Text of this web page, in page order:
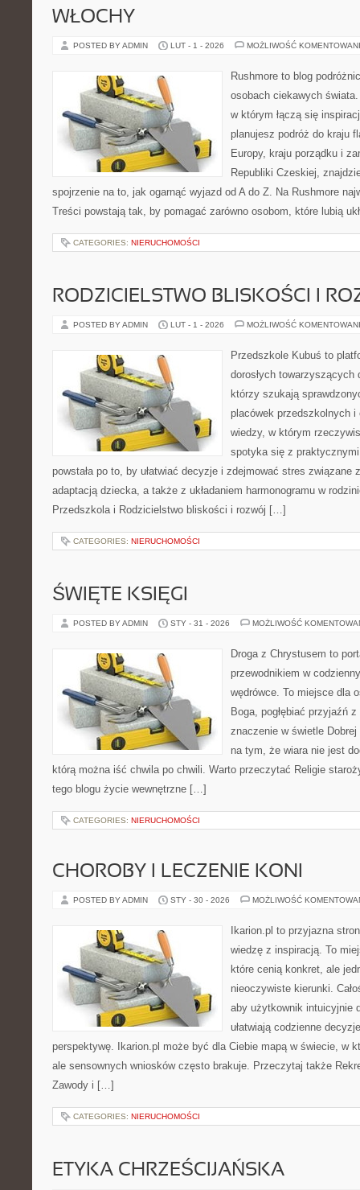
WŁOCHY
POSTED BY ADMIN LUT - 1 - 2026 MOŻLIWOŚĆ
Rushmore to blog
osobach ciekawych
w którym łączą się
planujesz podróż do kraju
Europy, kraju porządku i
Republiki Czeskiej,
spojrzenie na to, jak ogarnąć wyjazd od A do Z. Na Rushmore
Treści powstają tak, by pomagać zarówno osobom, które lubią
CATEGORIES: NIERUCHOMOŚCI
RODZICIELSTWO BLISKOŚCI I
POSTED BY ADMIN LUT - 1 - 2026 MOŻLIWOŚĆ
Przedszkole Kubuś to
dorosłych
którzy szukają
placówek przedszkolnych i
wiedzy, w którym
spotyka się z
powstała po to, by ułatwiać decyzje i zdejmować stres związane
adaptacją dziecka, a także z układaniem harmonogramu w
Przedszkola i Rodzicielstwo bliskości i rozwój […]
CATEGORIES: NIERUCHOMOŚCI
ŚWIĘTE KSIĘGI
POSTED BY ADMIN STY - 31 - 2026 MOŻLIWOŚĆ
Droga z Chrystusem to
przewodnikiem w
wędrówce. To miejsce dla
Boga, pogłębiać przyjaźń
znaczenie w świetle Dobrej
na tym, że wiara nie jest
którą można iść chwila po chwili. Warto przeczytać Religie
tego blogu życie wewnętrzne […]
CATEGORIES: NIERUCHOMOŚCI
CHOROBY I LECZENIE KONI
POSTED BY ADMIN STY - 30 - 2026 MOŻLIWOŚĆ
Ikarion.pl to przyjazna
wiedzę z inspiracją. To
które cenią konkret, ale
nieoczywiste kierunki.
aby użytkownik intuicyjnie
ułatwiają codzienne
perspektywę. Ikarion.pl może być dla Ciebie mapą w świecie, w
ale sensownych wniosków często brakuje. Przeczytaj także
Zawody i […]
CATEGORIES: NIERUCHOMOŚCI
ETYKA CHRZEŚCIJAŃSKA